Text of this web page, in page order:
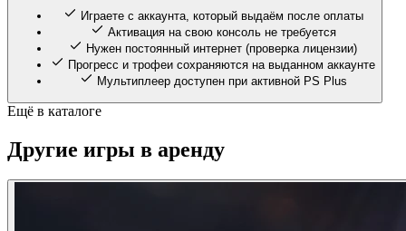
Играете с аккаунта, который выдаём после оплаты
Активация на свою консоль не требуется
Нужен постоянный интернет (проверка лицензии)
Прогресс и трофеи сохраняются на выданном аккаунте
Мультиплеер доступен при активной PS Plus
Ещё в каталоге
Другие игры в аренду